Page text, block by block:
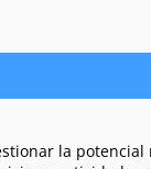
la potencial